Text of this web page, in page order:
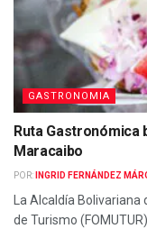
GASTRONOMIA
Ruta Gastronómica
Maracaibo
POR: INGRID FERNÁNDEZ
La Alcaldía Bolivariana
de Turismo